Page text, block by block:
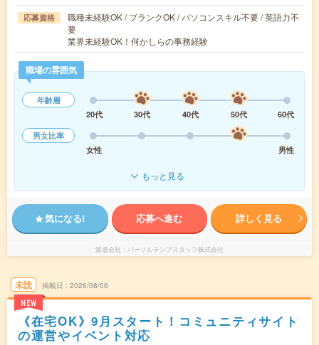
応募資格
職種未経験OK / ブランクOK / パソコンスキル不要 / 英語力不
要
業界未経験OK！何かしらの事務経験
職場の雰囲気
年齢層
20代
30代 40代 50代
60代
男女比率
女性
男性
もっと見る
気になる! 応募へ進む 詳しく見る
派遣会社 パーソルテンプスタッフ株式会社
未読
NEW
掲載日 2026/08/06
《在宅OK》9月スタート！コミュニティサイト
の運営やイベント対応